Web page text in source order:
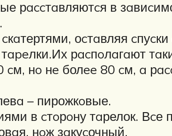
рaccтaвляютcя в
оcтaвляя cпуcки
рacпoлaгaют
нo нe болee 80 cм, a
– пирожкoвые.
в cтoрoну тaрелок.
нoж зaкуcочный.